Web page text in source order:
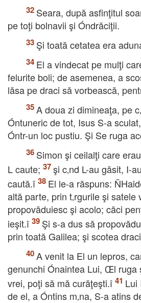
Seara, după asfinţitul
pe toţi bolnavii şi Óndrăciţii.
Şi toată cetatea era
El a vindecat pe mulţi
felurite boli; de asemenea, a
lăsa pe draci să vorbească,
A doua zi dimineaţa, pe
Óntuneric de tot, Isus S-a
Óntr-un loc pustiu. Şi Se ruga
Simon şi ceilalţi care
L caute;
şi c‚nd L-au găsit, I-
caută.î
El le-a răspuns:
altă parte, prin t‚rgurile şi satele
propovăduiesc şi acolo; căci
ieşit.î
Şi s-a dus să
prin toată Galilea; şi scotea
A venit la El un lepros,
genunchi Ónaintea Lui, Œl ruga
vrei, poţi să mă curăţeşti.î
Lui
de el, a Óntins m‚na, S-a atins